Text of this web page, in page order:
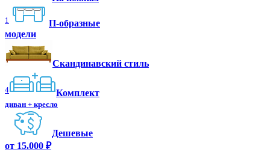
1
П-образные
модели
Скандинавский стиль
4 Комплект
диван + кресло
Дешевые
от 15.000 ₽